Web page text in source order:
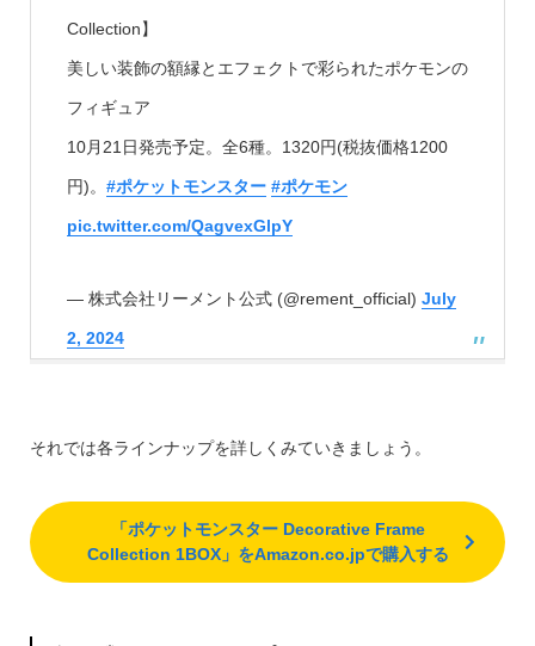
Collection】
美しい装飾の額縁とエフェクトで彩られたポケモンの
フィギュア
10月21日発売予定。全6種。1320円(税抜価格1200
円)。 #ポケットモンスター #ポケモン
pic.twitter.com/QagvexGlpY
— 株式会社リーメント公式 (@rement_official) July
2, 2024
それでは各ラインナップを詳しくみていきましょう。
「ポケットモンスター Decorative Frame
Collection 1BOX」をAmazon.co.jpで購入する